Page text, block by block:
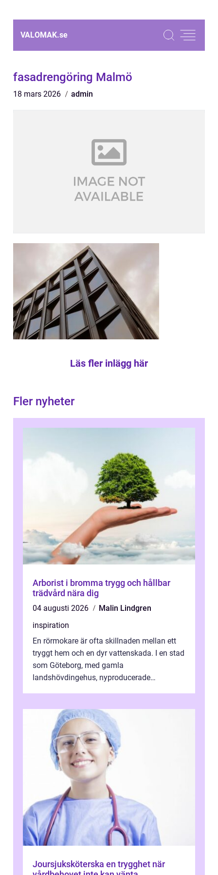
VALOMAK.se
fasadrengöring Malmö
18 mars 2026 admin
Läs fler inlägg här
Fler nyheter
Arborist i bromma trygg och hållbar
trädvård nära dig
04 augusti 2026
Malin Lindgren
inspiration
En rörmokare är ofta skillnaden mellan ett
tryggt hem och en dyr vattenskada. I en stad
som Göteborg, med gamla
landshövdingehus, nyproducerade
Joursjuksköterska en trygghet när